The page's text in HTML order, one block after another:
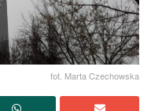
fot. Marta Czechowska